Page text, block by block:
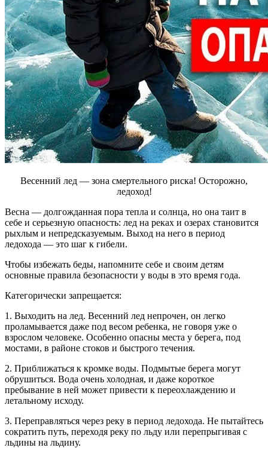
Весенний лед — зона смертельного риска! Осторожно,
ледоход!
Весна — долгожданная пора тепла и солнца, но она таит в
себе и серьезную опасность: лед на реках и озерах становится
рыхлым и непредсказуемым. Выход на него в период
ледохода — это шаг к гибели.
Чтобы избежать беды, напомните себе и своим детям
основные правила безопасности у воды в это время года.
Категорически запрещается:
1. Выходить на лед. Весенний лед непрочен, он легко
проламывается даже под весом ребенка, не говоря уже о
взрослом человеке. Особенно опасны места у берега, под
мостами, в районе стоков и быстрого течения.
2. Приближаться к кромке воды. Подмытые берега могут
обрушиться. Вода очень холодная, и даже короткое
пребывание в ней может привести к переохлаждению и
летальному исходу.
3. Переправляться через реку в период ледохода. Не пытайтесь
сократить путь, переходя реку по льду или перепрыгивая с
льдины на льдину.